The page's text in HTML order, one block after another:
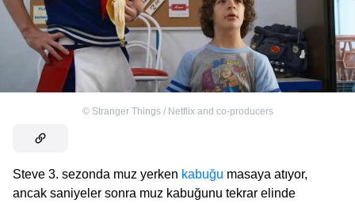
© Stranger Things / Netflix and co-producers
Steve 3. sezonda muz yerken kabuğu masaya atıyor,
ancak saniyeler sonra muz kabuğunu tekrar elinde